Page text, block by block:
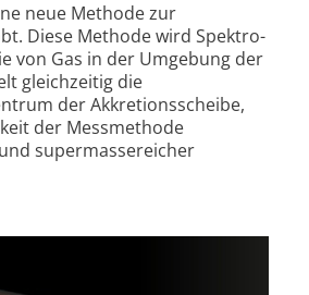
neue Methode zur
Diese Methode wird Spektro­
von Gas in der Umgebung der
gleichzeitig die
der Akkretions­scheibe,
der Messmethode
super­massereicher